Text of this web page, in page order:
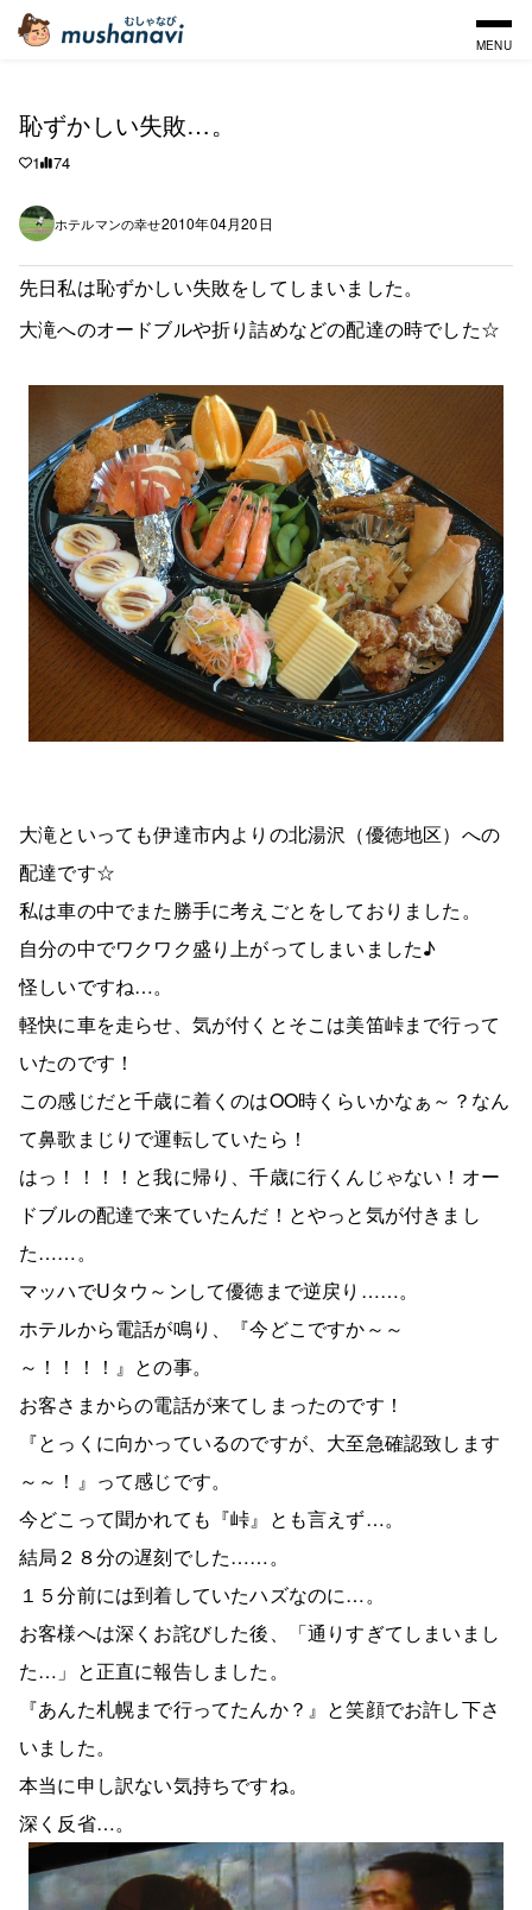
MENU
恥ずかしい失敗…。
1 74
ホテルマンの幸せ2010年04月20日
先日私は恥ずかしい失敗をしてしまいました。
大滝へのオードブルや折り詰めなどの配達の時でした☆
大滝といっても伊達市内よりの北湯沢（優徳地区）への
配達です☆
私は車の中でまた勝手に考えごとをしておりました。
自分の中でワクワク盛り上がってしまいました♪
怪しいですね…。
軽快に車を走らせ、気が付くとそこは美笛峠まで行って
いたのです！
この感じだと千歳に着くのはOO時くらいかなぁ～？なん
て鼻歌まじりで運転していたら！
はっ！！！！と我に帰り、千歳に行くんじゃない！オー
ドブルの配達で来ていたんだ！とやっと気が付きまし
た……。
マッハでUタウ～ンして優徳まで逆戻り……。
ホテルから電話が鳴り、『今どこですか～～
～！！！！』との事。
お客さまからの電話が来てしまったのです！
『とっくに向かっているのですが、大至急確認致します
～～！』って感じです。
今どこって聞かれても『峠』とも言えず…。
結局２８分の遅刻でした……。
１５分前には到着していたハズなのに…。
お客様へは深くお詫びした後、「通りすぎてしまいまし
た…」と正直に報告しました。
『あんた札幌まで行ってたんか？』と笑顔でお許し下さ
いました。
本当に申し訳ない気持ちですね。
深く反省…。